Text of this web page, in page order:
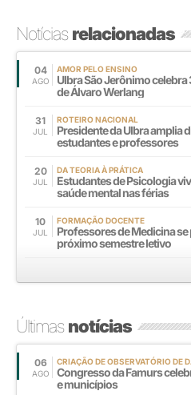
Notíciasrelacionadas
04
AGO
AMOR PELO ENSINO
Ulbra São Jerônimo
de Álvaro Werlang
31
JUL
ROTEIRO NACIONAL
Presidente da Ulbra amplia
estudantes e professores
20
JUL
DA TEORIA À PRÁTICA
Estudantes de Psicologia
saúde mental nas férias
10
JUL
FORMAÇÃO DOCENTE
Professores de Medicina
próximo semestre letivo
Últimasnotícias
06
AGO
CRIAÇÃO DE OBSERVATÓRIO DE
Congresso da Famurs
e municípios